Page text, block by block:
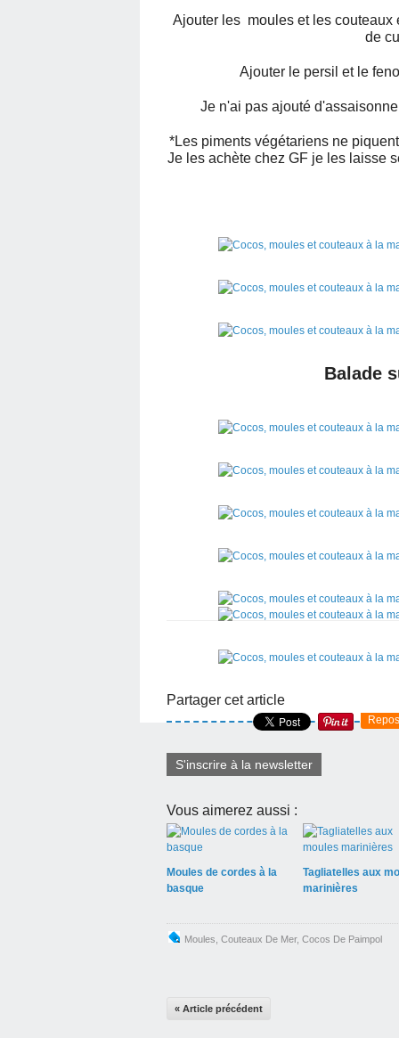
Ajouter les moules et les couteaux
de
Ajouter le persil et le
Je n'ai pas ajouté
*Les piments végétariens ne
Je les achète chez GF je les laisse
Balade
Partager cet article
S'inscrire à la newsletter
Vous aimerez aussi :
Moules de cordes à la
basque
Tagliatelles aux
marinières
Moules Couteaux De Mer, Cocos De Paimpol
« Article précédent